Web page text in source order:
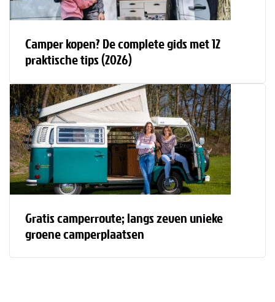
Camper kopen? De complete gids met 12
praktische tips (2026)
Gratis camperroute; langs zeven unieke
groene camperplaatsen